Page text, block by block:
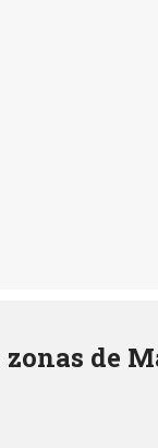
zonas de